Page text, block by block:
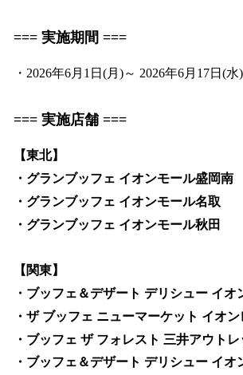
=== 実施期間 ===
・2026年6月1日(月)～ 2026年6月17日(水)
=== 実施店舗 ===
【東北】
・グランブッフェ イオンモール盛岡南
・グランブッフェ イオンモール名取
・グランブッフェ イオンモール秋田
【関東】
・ブッフェ＆デザート デリシュー イ
・ザ ブッフェ ニューマーケット イオ
・ブッフェ ザ フォレスト 三井アウト
・ブッフェ＆デザート デリシュー イオ